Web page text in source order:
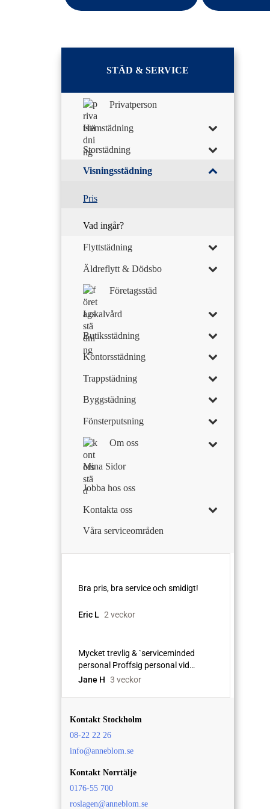
STÄD & SERVICE
Privatperson
Hemstädning
Storstädning
Visningsstädning
Pris
Vad ingår?
Flyttstädning
Äldreflytt & Dödsbo
Företagsstäd
Lokalvård
Butiksstädning
Kontorsstädning
Trappstädning
Byggstädning
Fönsterputsning
Om oss
Mina Sidor
Jobba hos oss
Kontakta oss
Våra serviceområden
Kontakt Stockholm
08-22 22 26
info@anneblom.se
Kontakt Norrtälje
0176-55 700
roslagen@anneblom.se